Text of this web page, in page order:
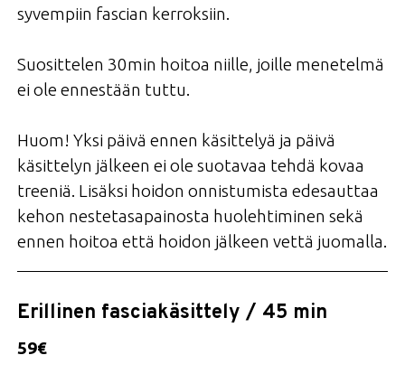
syvempiin fascian kerroksiin.
Suosittelen 30min hoitoa niille, joille menetelmä
ei ole ennestään tuttu.
Huom! Yksi päivä ennen käsittelyä ja päivä
käsittelyn jälkeen ei ole suotavaa tehdä kovaa
treeniä. Lisäksi hoidon onnistumista edesauttaa
kehon nestetasapainosta huolehtiminen sekä
ennen hoitoa että hoidon jälkeen vettä juomalla.
59€
Erillinen fasciakäsittely / 45 min